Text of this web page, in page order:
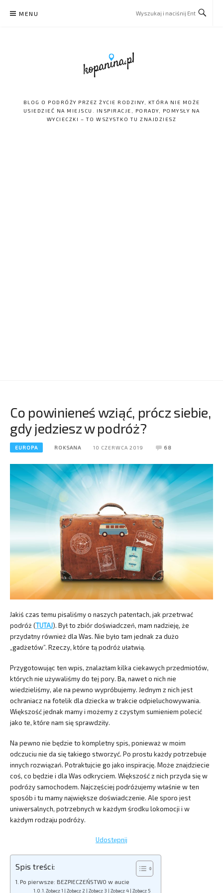
MENU
BLOG O PODRÓŻY PRZEZ ŻYCIE RODZINY, KTÓRA NIE MOŻE
USIEDZIEĆ NA MIEJSCU. INSPIRACJE, PORADY, POMYSŁY NA
WYCIECZKI – TO WSZYSTKO TU ZNAJDZIESZ
Co powinieneś wziąć, prócz siebie,
gdy jedziesz w podróż?
EUROPA ROKSANA 10 CZERWCA 2019 68
Jakiś czas temu pisaliśmy o naszych patentach, jak przetrwać
podróż (TUTAJ). Był to zbiór doświadczeń, mam nadzieję, że
przydatny również dla Was. Nie było tam jednak za dużo
„gadżetów”. Rzeczy, które tą podróż ułatwią.
Przygotowując ten wpis, znalazłam kilka ciekawych przedmiotów,
których nie używaliśmy do tej pory. Ba, nawet o nich nie
wiedzieliśmy, ale na pewno wypróbujemy. Jednym z nich jest
ochraniacz na fotelik dla dziecka w trakcie odpieluchowywania.
Większość jednak mamy i możemy z czystym sumieniem polecić
jako te, które nam się sprawdziły.
Na pewno nie będzie to kompletny spis, ponieważ w moim
odczuciu nie da się takiego stworzyć. Po prostu każdy potrzebuje
innych rozwiązań. Potraktujcie go jako inspirację. Może znajdziecie
coś, co będzie i dla Was odkryciem. Większość z nich przyda się w
podróży samochodem. Najczęściej podróżujemy właśnie w ten
sposób i tu mamy największe doświadczenie. Ale sporo jest
uniwersalnych, potrzebnych w każdym środku lokomocji i w
każdym rodzaju podróży.
Udostępnij
Spis treści:
Po pierwsze: BEZPIECZEŃSTWO w aucie
Zobacz 1 | Zobacz 2 | Zobacz 3 | Zobacz 4 | Zobacz 5